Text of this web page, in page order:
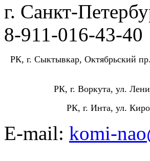
г. Санкт-
8-911-016-43-40
РК, г. Сыктывкар, Октябрьский
РК, г. Воркута, ул.
РК, г. Инта, ул.
E-mail: komi-